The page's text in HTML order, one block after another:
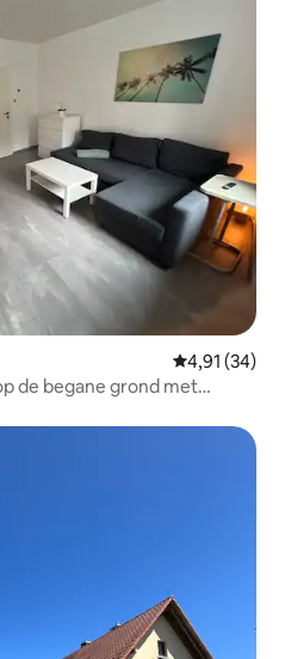
Gemiddelde
4,91 (34)
de begane grond met